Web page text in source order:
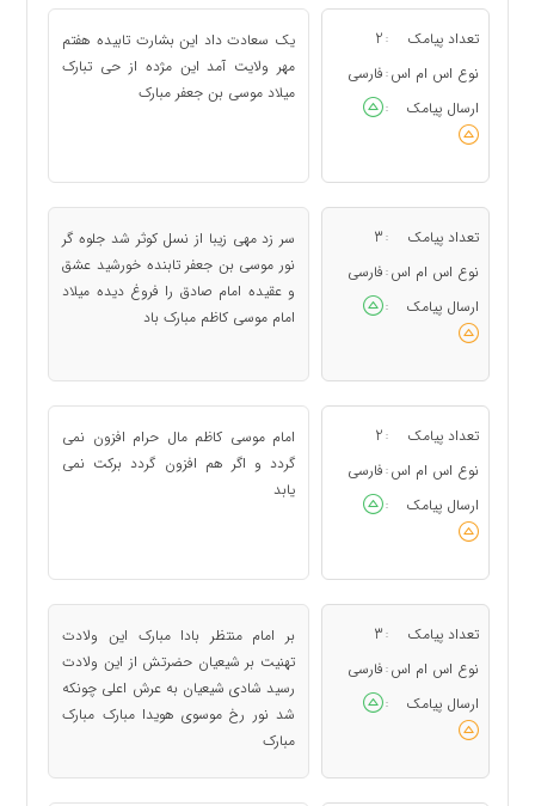
تعداد پیامک :
2
نوع اس ام اس : فارسی
ارسال پیامک
:
یک سعادت داد این بشارت تابیده هفتم
مهر ولایت آمد این مژده از حى تبارک
میلاد موسى بن جعفر مبارک
تعداد پیامک :
3
نوع اس ام اس : فارسی
ارسال پیامک
:
سر زد مهى زیبا از نسل کوثر شد جلوه گر
نور موسى بن جعفر تابنده خورشید عشق
و عقیده امام صادق را فروغ دیده میلاد
امام موسی کاظم مبارک باد
تعداد پیامک :
2
نوع اس ام اس : فارسی
ارسال پیامک
:
امام موسی کاظم مال حرام افزون نمى‏
گردد و اگر هم افزون گردد برکت نمى
‏یابد
تعداد پیامک :
3
نوع اس ام اس : فارسی
ارسال پیامک
:
بر امام منتظر بادا مبارک این ولادت
تهنیت بر شیعیان حضرتش از این ولادت
رسید شادى شیعیان به عرش اعلى چونکه
شد نور رخ موسوى هویدا مبارک مبارک
مبارک